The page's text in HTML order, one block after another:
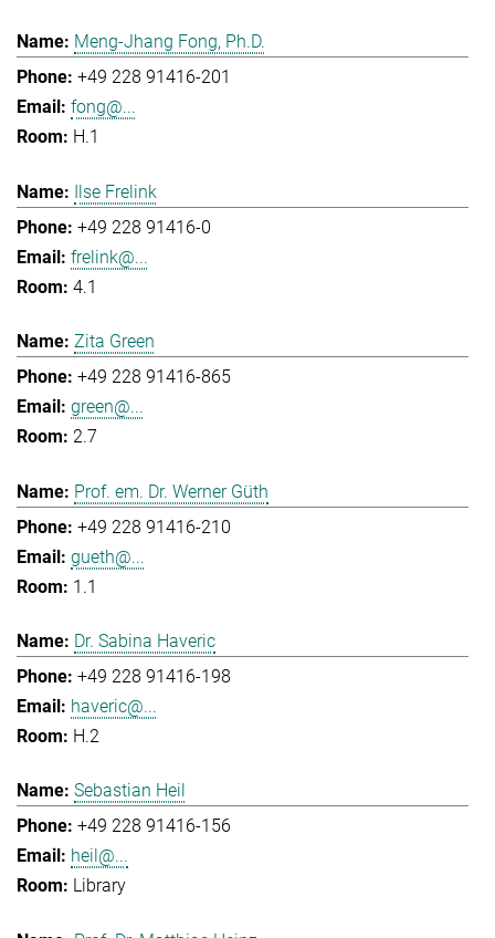
Meng-Jhang Fong, Ph.D.
+49 228 91416-201
fong@...
H.1
Ilse Frelink
+49 228 91416-0
frelink@...
4.1
Zita Green
+49 228 91416-865
green@...
2.7
Prof. em. Dr. Werner Güth
+49 228 91416-210
gueth@...
1.1
Dr. Sabina Haveric
+49 228 91416-198
haveric@...
H.2
Sebastian Heil
+49 228 91416-156
heil@...
Library